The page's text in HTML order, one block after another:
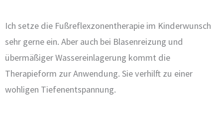
Ich setze die Fußreflexzonentherapie im Kinderwunsch
sehr gerne ein. Aber auch bei Blasenreizung und
übermäßiger Wassereinlagerung kommt die
Therapieform zur Anwendung. Sie verhilft zu einer
wohligen Tiefenentspannung.